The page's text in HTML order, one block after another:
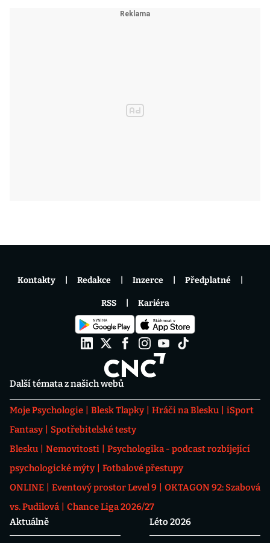
Další témata z našich webů
Moje Psychologie Blesk Tlapky Hráči na Blesku
iSport
Fantasy
Spotřebitelské testy
Blesku
Nemovitosti
Psychologika - podcast rozbíjející
psychologické mýty
Fotbalové přestupy
ONLINE
Eventový prostor Level 9
OKTAGON 92: Szabová
vs. Pudilová
Chance Liga 2026/27
Aktuálně
Léto 2026
Kontakty Redakce Inzerce Předplatné
RSS Kariéra